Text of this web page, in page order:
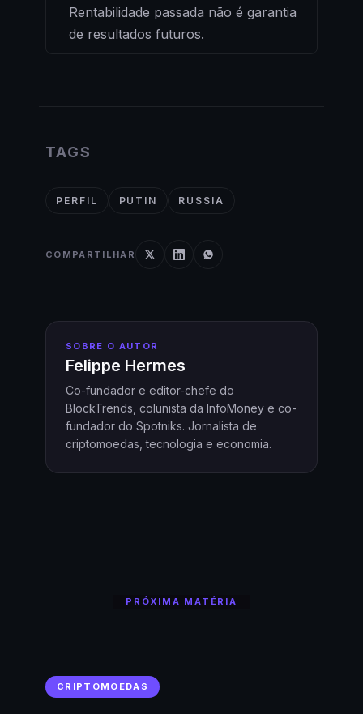
Rentabilidade passada não é garantia
de resultados futuros.
TAGS
PERFIL PUTIN RÚSSIA
COMPARTILHAR
SOBRE O AUTOR
Felippe Hermes
Co-fundador e editor-chefe do
BlockTrends, colunista da InfoMoney e co-
fundador do Spotniks. Jornalista de
criptomoedas, tecnologia e economia.
PRÓXIMA MATÉRIA
CRIPTOMOEDAS